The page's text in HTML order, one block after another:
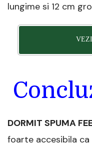
lungime si 12 cm
DORMIT SPUMA
foarte accesibila